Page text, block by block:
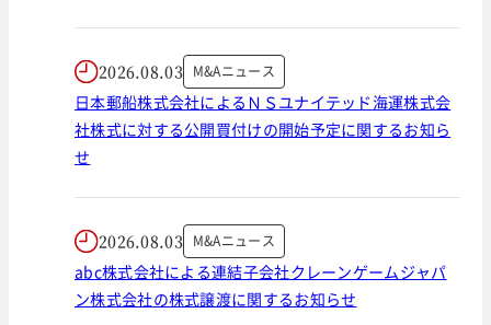
2026.08.03 M&Aニュース
日本郵船株式会社によるＮＳユナイテッド海運株式会
社株式に対する公開買付けの開始予定に関するお知ら
せ
2026.08.03 M&Aニュース
abc株式会社による連結子会社クレーンゲームジャパ
ン株式会社の株式譲渡に関するお知らせ